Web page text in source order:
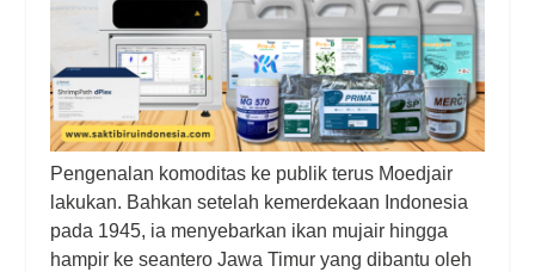
Pengenalan komoditas ke publik terus Moedjair
lakukan. Bahkan setelah kemerdekaan Indonesia
pada 1945, ia menyebarkan ikan mujair hingga
hampir ke seantero Jawa Timur yang dibantu oleh